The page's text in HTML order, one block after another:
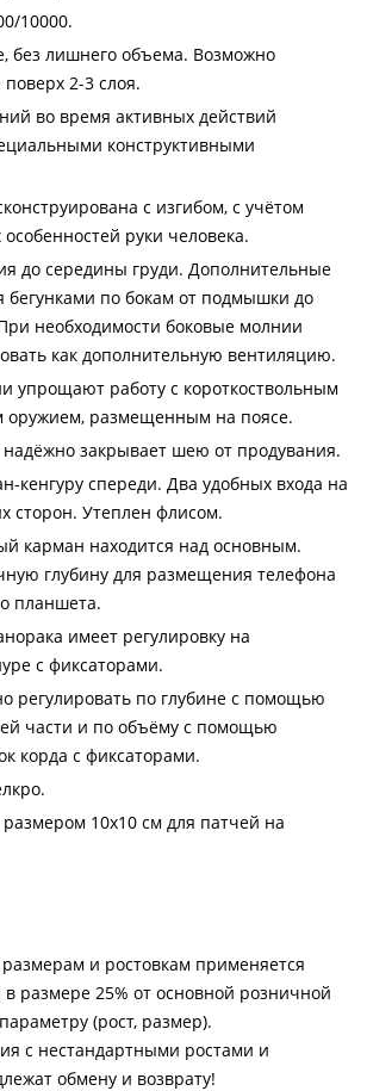
10000.
без лишнего объема. Возможно
2-3 слоя.
во время активных действий
конструктивными
с изгибом, с учётом
руки человека.
до середины груди. Дополнительные
бегунками по бокам от подмышки до
необходимости боковые молнии
как дополнительную вентиляцию.
упрощают работу с короткоствольным
оружием, размещенным на поясе.
закрывает шею от продувания.
кенгуру спереди. Два удобных входа на
сторон. Утеплен флисом.
карман находится над основным.
глубину для размещения телефона
планшета.
имеет регулировку на
с фиксаторами.
регулировать по глубине с помощью
части и по объёму с помощью
корда с фиксаторами.
10х10 см для патчей на
и ростовкам применяется
в размере 25% от основной розничной
(рост, размер).
с нестандартными ростами и
обмену и возврату!